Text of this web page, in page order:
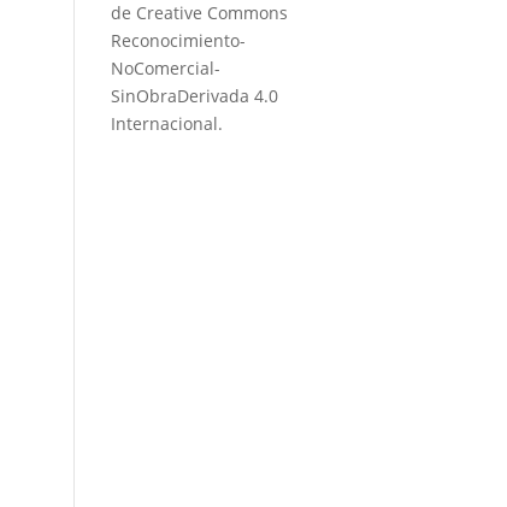
de Creative Commons
Reconocimiento-
NoComercial-
SinObraDerivada 4.0
Internacional.